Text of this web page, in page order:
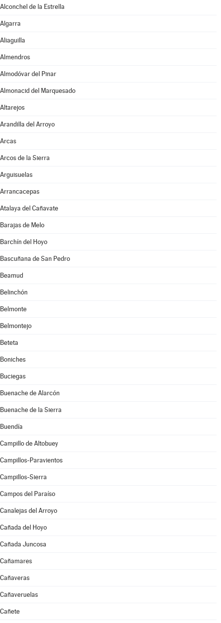
Alconchel de la Estrella
Algarra
Aliaguilla
Almendros
Almodóvar del Pinar
Almonacid del Marquesado
Altarejos
Arandilla del Arroyo
Arcas
Arcos de la Sierra
Arguisuelas
Arrancacepas
Atalaya del Cañavate
Barajas de Melo
Barchín del Hoyo
Bascuñana de San Pedro
Beamud
Belinchón
Belmonte
Belmontejo
Beteta
Boniches
Buciegas
Buenache de Alarcón
Buenache de la Sierra
Buendía
Campillo de Altobuey
Campillos-Paravientos
Campillos-Sierra
Campos del Paraíso
Canalejas del Arroyo
Cañada del Hoyo
Cañada Juncosa
Cañamares
Cañaveras
Cañaveruelas
Cañete